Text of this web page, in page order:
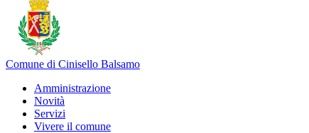
Comune di Cinisello Balsamo
Amministrazione
Novità
Servizi
Vivere il comune